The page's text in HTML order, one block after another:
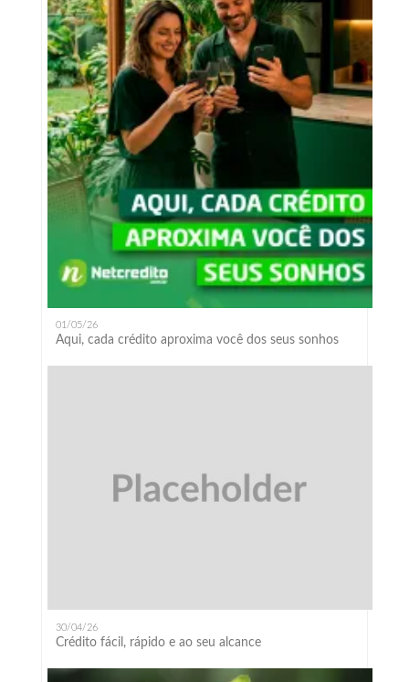
01/05/26
Aqui, cada crédito aproxima você dos seus sonhos
30/04/26
Crédito fácil, rápido e ao seu alcance